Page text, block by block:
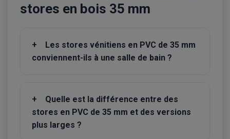
stores en bois 35 mm
+
Les stores vénitiens en PVC de 35 mm
conviennent-ils à une salle de bain ?
+
Quelle est la différence entre des
stores en PVC de 35 mm et des versions
plus larges ?